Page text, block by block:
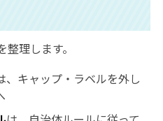
理します。
、キャップ・ラベルを外し